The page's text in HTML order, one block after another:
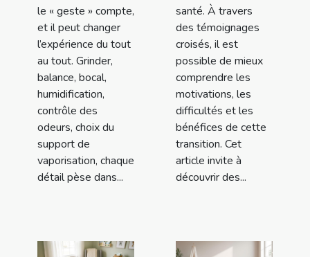
le « geste » compte,
et il peut changer
l’expérience du tout
au tout. Grinder,
balance, bocal,
humidification,
contrôle des
odeurs, choix du
support de
vaporisation, chaque
détail pèse dans...
santé. À travers
des témoignages
croisés, il est
possible de mieux
comprendre les
motivations, les
difficultés et les
bénéfices de cette
transition. Cet
article invite à
découvrir des...